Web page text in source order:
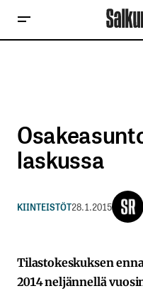
laskussa
KIINTEISTÖT28.1.2015
Tilastokeskuksen
2014 neljännellä